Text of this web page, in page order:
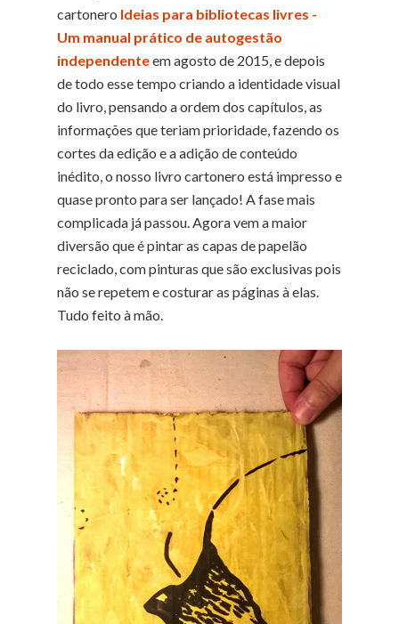
cartonero Ideias para bibliotecas livres -
Um manual prático de autogestão
independenteem agosto de 2015, e depois
de todo esse tempo criando a identidade visual
do livro, pensando a ordem dos capítulos, as
informações que teriam prioridade, fazendo os
cortes da edição e a adição de conteúdo
inédito, o nosso livro cartonero está impresso e
quase pronto para ser lançado! A fase mais
complicada já passou. Agora vem a maior
diversão que é pintar as capas de papelão
reciclado, com pinturas que são exclusivas pois
não se repetem e costurar as páginas à elas.
Tudo feito à mão.